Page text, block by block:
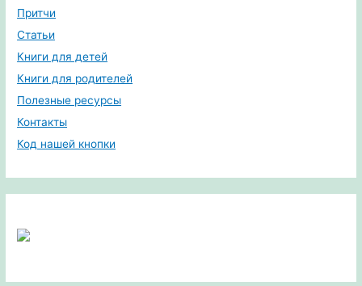
Притчи
Статьи
Книги для детей
Книги для родителей
Полезные ресурсы
Контакты
Код нашей кнопки